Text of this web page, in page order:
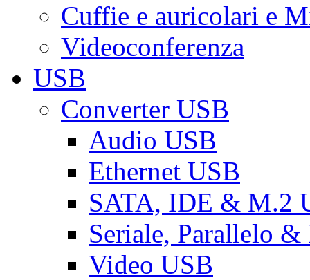
Cuffie e auricolari e
Videoconferenza
USB
Converter USB
Audio USB
Ethernet USB
SATA, IDE & M.2
Seriale, Parallelo &
Video USB